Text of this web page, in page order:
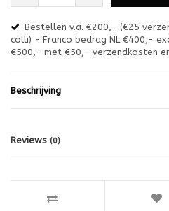
Bestellen v.a. €200,- (€25
colli) - Franco bedrag NL €400,-
€500,- met €50,- verzendkosten
Beschrijving
Reviews (0)